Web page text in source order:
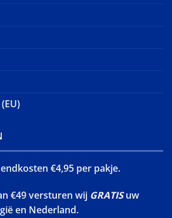
€4,95 per pakje.
€49 versturen wij GRATISuw
en Nederland.